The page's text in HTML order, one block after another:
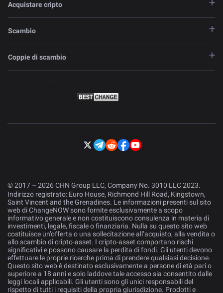
Acquistare cripto
Scambio
Coppie di scambio
© 2017 – 2026 CHN Group LLC, Company No. 3010 LLC 2023.
Indirizzo registrato: Euro House, Richmond Hill Road, Kingstown,
Saint Vincent and the Grenadines. Le informazioni presenti sul sito
web di ChangeNOW sono fornite esclusivamente a scopo
informativo generale e non costituiscono consulenza in materia di
investimenti, legale, fiscale o finanziaria. Nulla su questo sito web
costituisce un’offerta o una sollecitazione all’acquisto, alla vendita o
allo scambio di cripto-asset. I cripto-asset comportano rischi
significativi e possono causare la perdita di fondi. Gli utenti devono
effettuare le proprie ricerche prima di prendere qualsiasi decisione.
Questo sito web è destinato esclusivamente a persone di età pari o
superiore a 18 anni e solo laddove tale accesso sia consentito dalle
leggi locali applicabili. Gli utenti sono gli unici responsabili del
rispetto di tutti i requisiti della propria giurisdizione. Prodotti e